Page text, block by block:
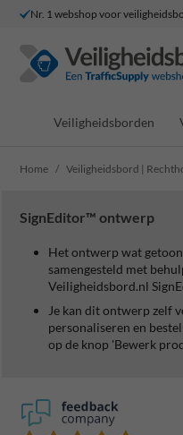
Nr. 1 webshop voor
Veiligheidsborden
Home Veiligheidsbord |
SignEditor™ ontwerp
Het ontwerp wat
samengesteld met
Veiligheidsbord.nl
Je kan dit ontwerp zelf
personaliseren en
op de knop 'Bewerk